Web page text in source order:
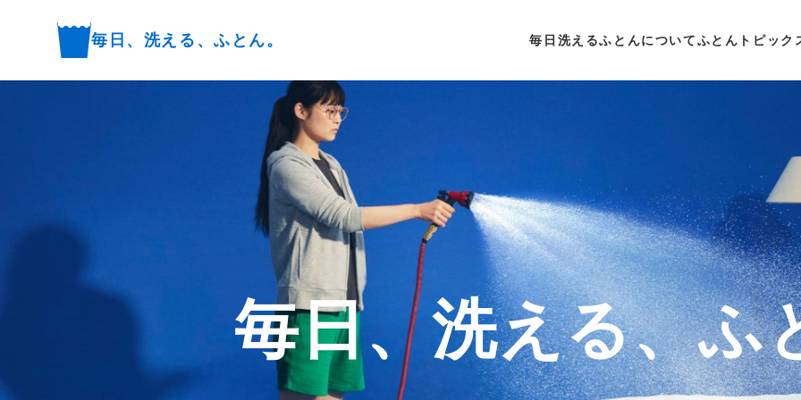
毎日、洗える、ふとん。 毎日洗えるふとんについてふとんトピック
毎日、洗える、ふ